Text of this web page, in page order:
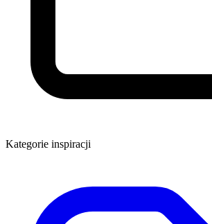
Kategorie inspiracji